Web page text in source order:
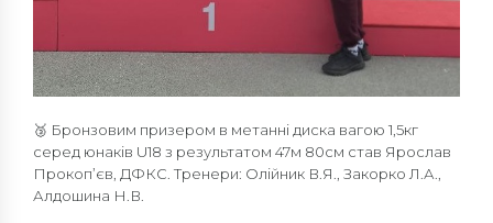
🥉 Бронзовим призером в метанні диска вагою 1,5кг
серед юнаків U18 з результатом 47м 80см став Ярослав
Прокоп’єв, ДФКС. Тренери: Олійник В.Я., Закорко Л.А.,
Алдошина Н.В.